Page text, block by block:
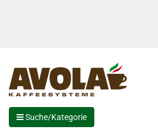
Suche/Kategorie